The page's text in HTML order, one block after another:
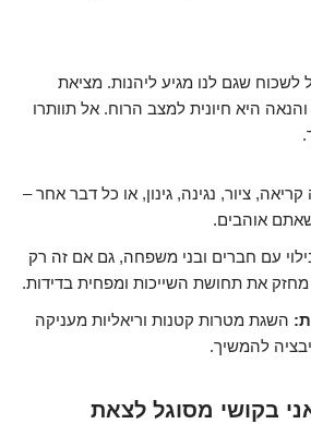
שגם לנו מגיע ליהנות. מציאת
היא חיונית למצב הרוח. אל תוותרו
קריאה, ציור, נגינה, גינון, או כל דבר אחר –
אוהבים.
עם חברים ובני משפחה, גם אם זה רק
את תחושת השייכות ומפחית בדידות.
השגת מטרות קטנות וריאליות מעניקה
להמשיך.
בקושי מסוגל לצאת